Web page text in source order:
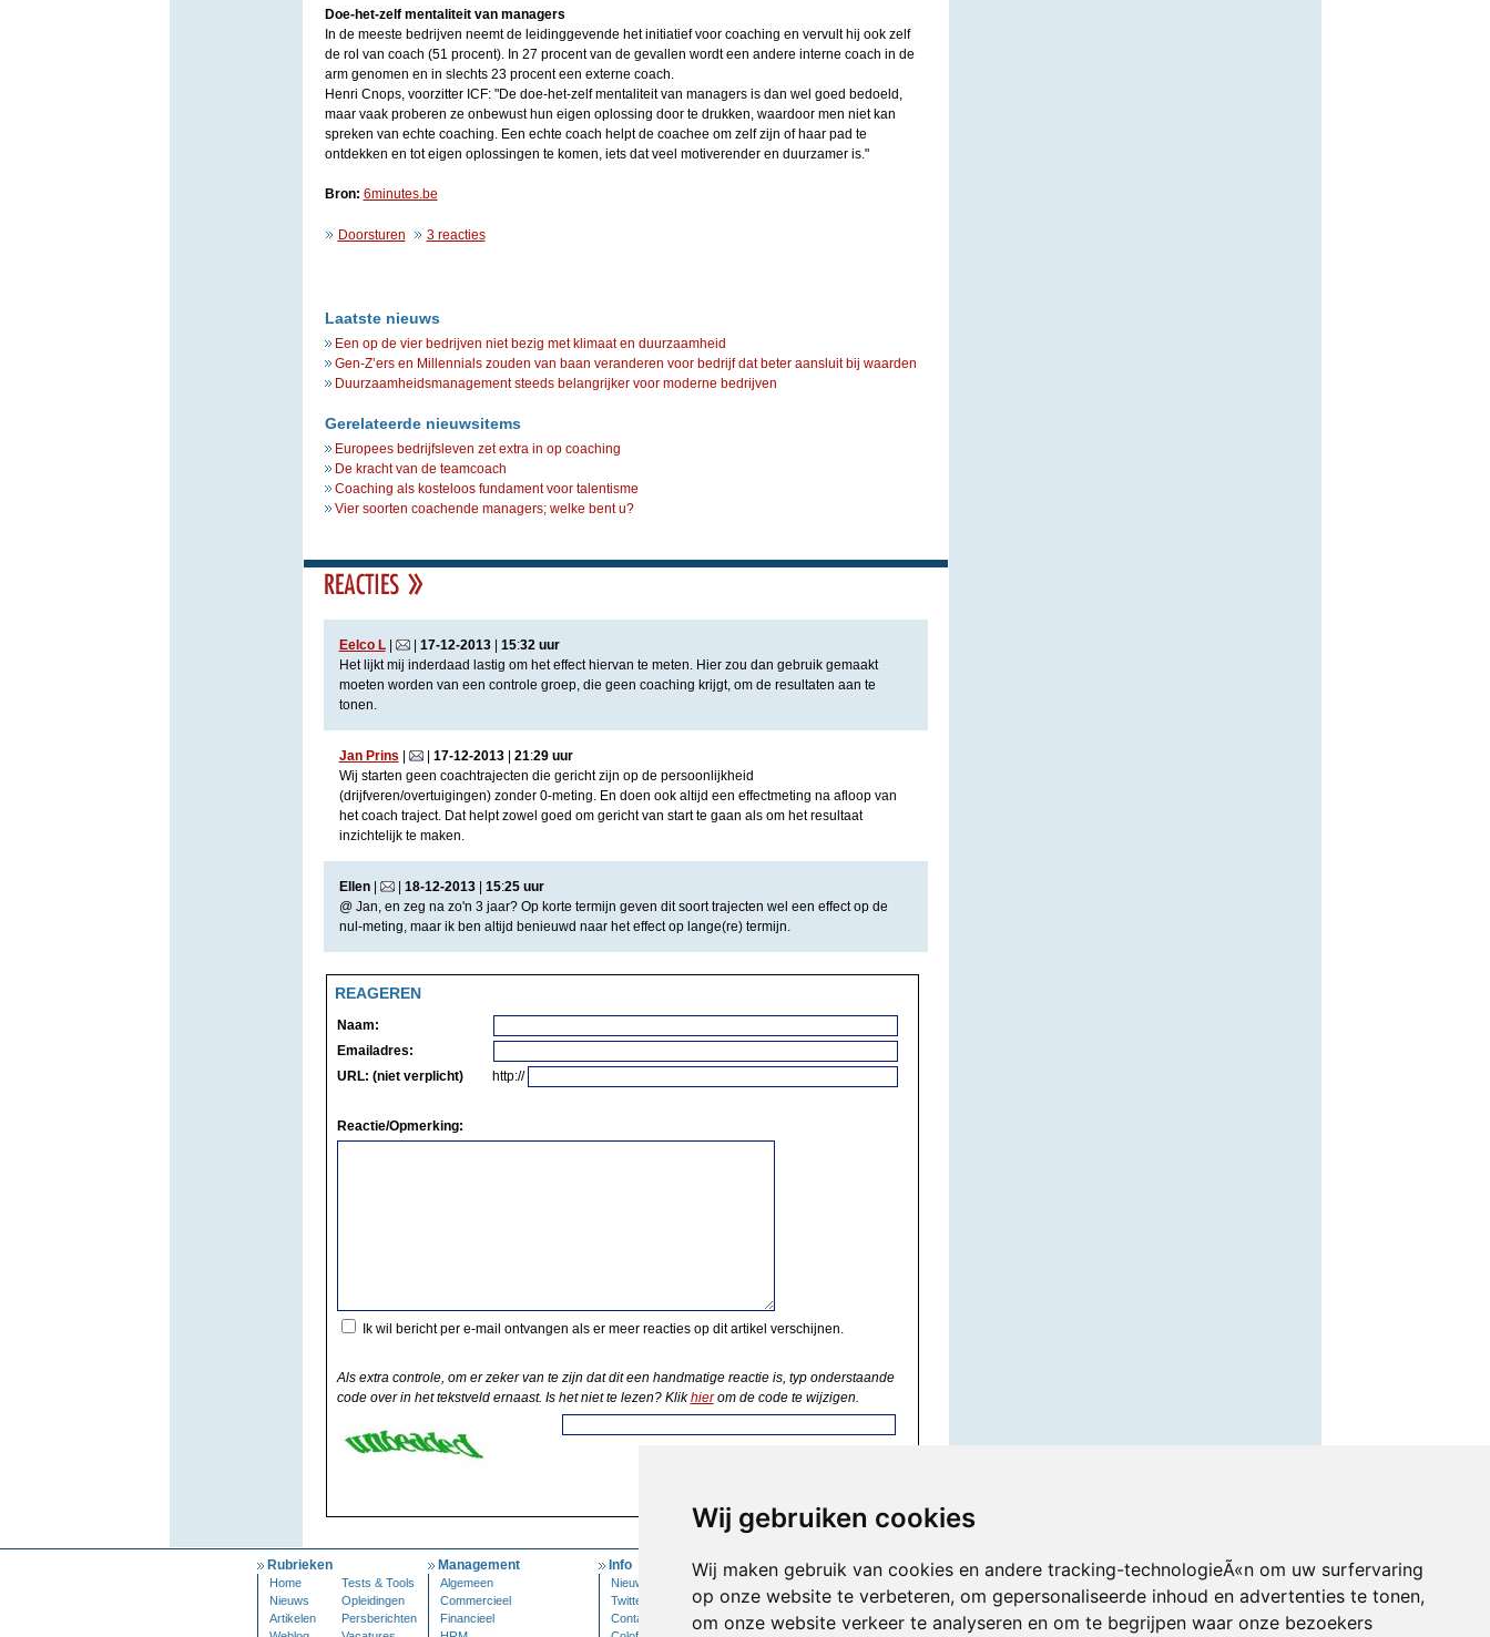
Wij gebruiken cookies
Wij maken gebruik van cookies en andere tracking-technologieÃ«n om uw surfervaring
op onze website te verbeteren, om gepersonaliseerde inhoud en advertenties te tonen,
om onze website verkeer te analyseren en om te begrijpen waar onze bezoekers
Doe-het-zelf mentaliteit van managers
In de meeste bedrijven neemt de leidinggevende het initiatief voor coaching en vervult hij ook zelf
de rol van coach (51 procent). In 27 procent van de gevallen wordt een andere interne coach in de
arm genomen en in slechts 23 procent een externe coach.
Henri Cnops, voorzitter ICF: "De doe-het-zelf mentaliteit van managers is dan wel goed bedoeld,
maar vaak proberen ze onbewust hun eigen oplossing door te drukken, waardoor men niet kan
spreken van echte coaching. Een echte coach helpt de coachee om zelf zijn of haar pad te
ontdekken en tot eigen oplossingen te komen, iets dat veel motiverender en duurzamer is."
Bron: 6minutes.be
Doorsturen 3 reacties
Laatste nieuws
Een op de vier bedrijven niet bezig met klimaat en duurzaamheid
Gen-Z’ers en Millennials zouden van baan veranderen voor bedrijf dat beter aansluit bij waarden
Duurzaamheidsmanagement steeds belangrijker voor moderne bedrijven
Gerelateerde nieuwsitems
Europees bedrijfsleven zet extra in op coaching
De kracht van de teamcoach
Coaching als kosteloos fundament voor talentisme
Vier soorten coachende managers; welke bent u?
Eelco L| | 17-12-2013| 15:32 uur
Het lijkt mij inderdaad lastig om het effect hiervan te meten. Hier zou dan gebruik gemaakt
moeten worden van een controle groep, die geen coaching krijgt, om de resultaten aan te
tonen.
Jan Prins | 17-12-2013| 21:29 uur
Wij starten geen coachtrajecten die gericht zijn op de persoonlijkheid
(drijfveren/overtuigingen) zonder 0-meting. En doen ook altijd een effectmeting na afloop van
het coach traject. Dat helpt zowel goed om gericht van start te gaan als om het resultaat
inzichtelijk te maken.
Ellen| | 18-12-2013| 15:25 uur
@ Jan, en zeg na zo'n 3 jaar? Op korte termijn geven dit soort trajecten wel een effect op de
nul-meting, maar ik ben altijd benieuwd naar het effect op lange(re) termijn.
REAGEREN
Naam:
Emailadres:
URL: (niet verplicht)
http://
Reactie/Opmerking:
Ik wil bericht per e-mail ontvangen als er meer reacties op dit artikel verschijnen.
Als extra controle, om er zeker van te zijn dat dit een handmatige reactie is, typ onderstaande
code over in het tekstveld ernaast. Is het niet te lezen? Klikhierom de code te wijzigen.
Rubrieken
Home
Tests & Tools
Nieuws
Opleidingen
Artikelen
Persberichten
Management
Algemeen
Commercieel
Financieel
Info
Nieuwsbrief
Twitter
Contact
Mijn Account
Inloggen